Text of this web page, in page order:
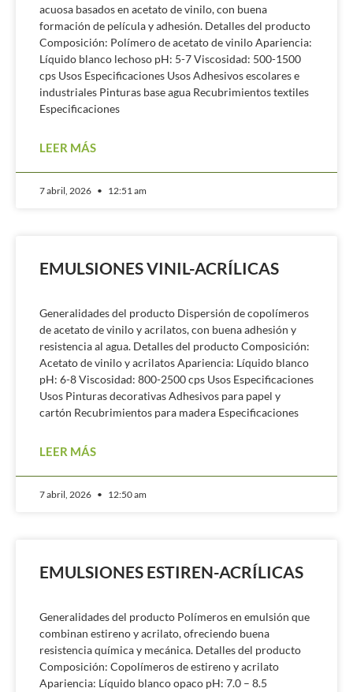
acuosa basados en acetato de vinilo, con buena
formación de película y adhesión. Detalles del producto
Composición: Polímero de acetato de vinilo Apariencia:
Líquido blanco lechoso pH: 5-7 Viscosidad: 500-1500
cps Usos Especificaciones Usos Adhesivos escolares e
industriales Pinturas base agua Recubrimientos textiles
Especificaciones
LEER MÁS
7 abril, 2026 12:51 am
EMULSIONES VINIL-ACRÍLICAS
Generalidades del producto Dispersión de copolímeros
de acetato de vinilo y acrilatos, con buena adhesión y
resistencia al agua. Detalles del producto Composición:
Acetato de vinilo y acrilatos Apariencia: Líquido blanco
pH: 6-8 Viscosidad: 800-2500 cps Usos Especificaciones
Usos Pinturas decorativas Adhesivos para papel y
cartón Recubrimientos para madera Especificaciones
LEER MÁS
7 abril, 2026 12:50 am
EMULSIONES ESTIREN-ACRÍLICAS
Generalidades del producto Polímeros en emulsión que
combinan estireno y acrilato, ofreciendo buena
resistencia química y mecánica. Detalles del producto
Composición: Copolímeros de estireno y acrilato
Apariencia: Líquido blanco opaco pH: 7.0 – 8.5